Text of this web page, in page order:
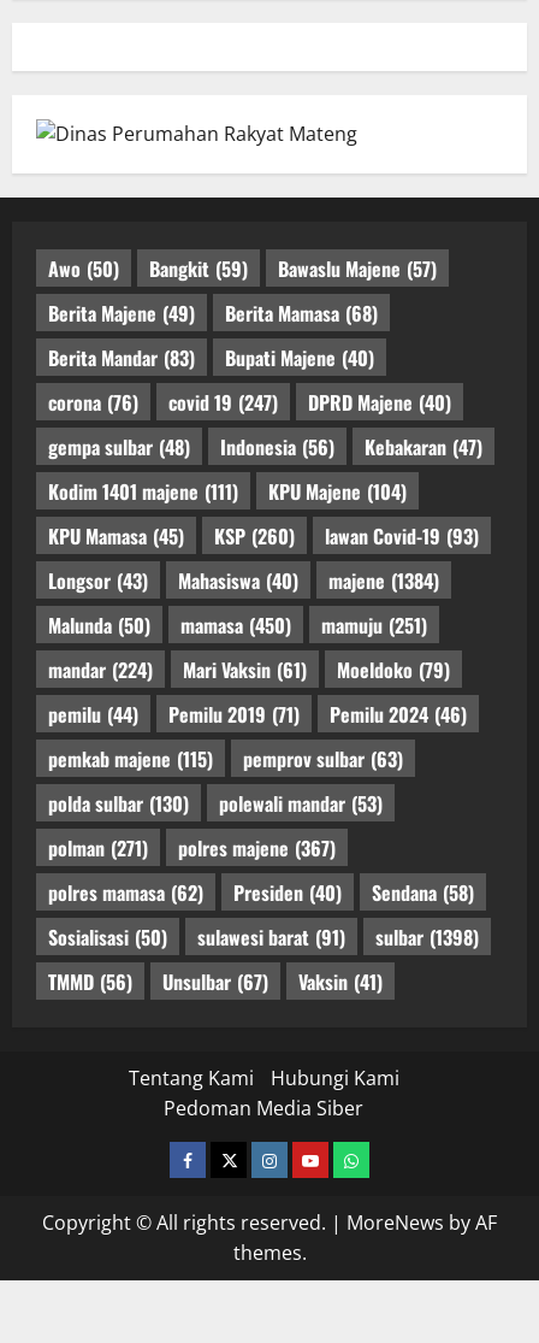
Awo (50) Bangkit (59) Bawaslu Majene (57)
Berita Majene (49) Berita Mamasa (68)
Berita Mandar (83) Bupati Majene (40)
corona (76) covid 19 (247) DPRD Majene (40)
gempa sulbar (48) Indonesia (56) Kebakaran (47)
Kodim 1401 majene (111) KPU Majene (104)
KPU Mamasa (45) KSP (260) lawan Covid-19 (93)
Longsor (43) Mahasiswa (40) majene (1384)
Malunda (50) mamasa (450) mamuju (251)
mandar (224) Mari Vaksin (61) Moeldoko (79)
pemilu (44) Pemilu 2019 (71) Pemilu 2024 (46)
pemkab majene (115) pemprov sulbar (63)
polda sulbar (130) polewali mandar (53)
polman (271) polres majene (367)
polres mamasa (62) Presiden (40) Sendana (58)
Sosialisasi (50) sulawesi barat (91) sulbar (1398)
TMMD (56) Unsulbar (67) Vaksin (41)
Tentang Kami
Hubungi Kami
Pedoman Media Siber
facebooktwitterinstagram.com
youtubewhatsapp
Copyright © All rights reserved. | MoreNews by AF
themes.